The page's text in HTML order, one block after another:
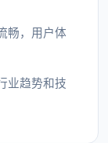
畅，用户体
业趋势和技